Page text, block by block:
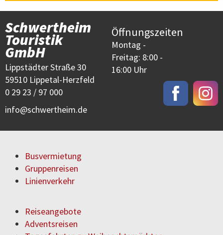
Schwertheim
Touristik
GmbH
Lippstädter Straße 30
59510 Lippetal-Herzfeld
0 29 23 / 97 000
info
schwertheim.de
Öffnungszeiten
Montag -
Freitag: 8:00 -
16:00 Uhr
Busvermietung
Gruppenreisen
Linienverkehr
Reiseangebote
Adventsreisen